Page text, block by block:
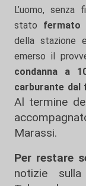
L’uomo,
stato fermato
della stazione
emerso il
condanna a
carburante dal
Al termine
Marassi.
Per restare
notizie